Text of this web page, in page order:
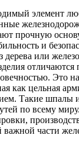
элемент
прочную
и
дерева или
Это
как цельная
Такие шпалы
по всему
важной части